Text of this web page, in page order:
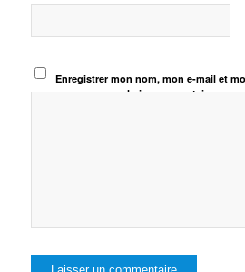
Enregistrer mon nom, mon e-mail et
pour mon prochain commentaire.